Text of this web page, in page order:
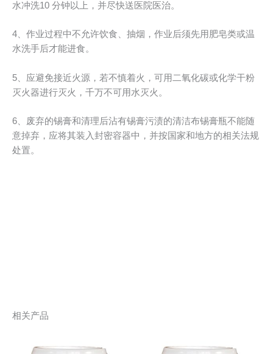
水冲洗10 分钟以上，并尽快送医院医治。
4、作业过程中不允许饮食、抽烟，作业后须先用肥皂类或温
水洗手后才能进食。
5、应避免接近火源，若不慎着火，可用二氧化碳或化学干粉
灭火器进行灭火，千万不可用水灭火。
6、废弃的锡膏和清理后沾有锡膏污渍的清洁布锡膏瓶不能随
意掉弃，应将其装入封密容器中，并按国家和地方的相关法规
处置。
相关产品